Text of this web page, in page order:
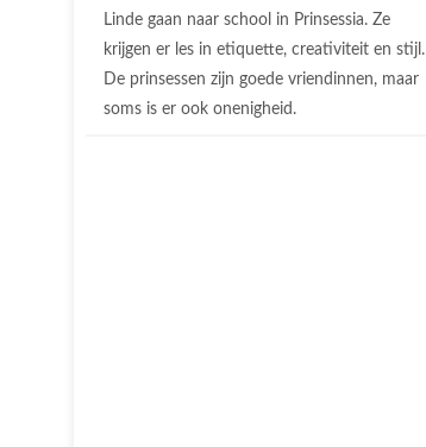
Linde gaan naar school in Prinsessia. Ze
krijgen er les in etiquette, creativiteit en stijl.
De prinsessen zijn goede vriendinnen, maar
soms is er ook onenigheid.